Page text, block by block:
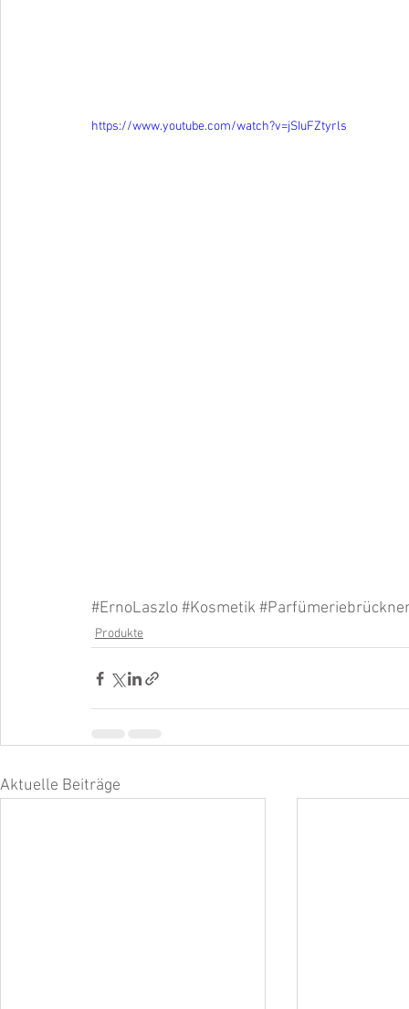
https://www.youtube.com/watch?v=jSIuFZtyrls
#ErnoLaszlo #Kosmetik
Produkte
Aktuelle Beiträge